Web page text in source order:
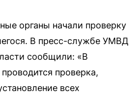
органы начали проверку
В пресс-службе УМВД
сообщили: «В
проверка,
всех